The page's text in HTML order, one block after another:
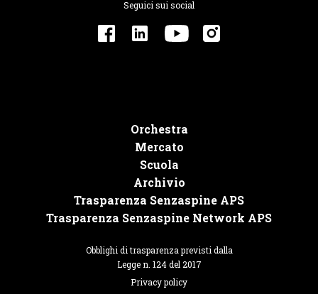
Seguici sui social
Orchestra
Mercato
Scuola
Archivio
Trasparenza Senzaspine APS
Trasparenza Senzaspine Network APS
Obblighi di trasparenza previsti dalla
Legge n. 124 del 2017
Privacy policy